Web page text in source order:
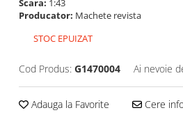
Scara: 1:43
Producator: Machete revista
STOC EPUIZAT
Cod Produs: G1470004 Ai nevoie
Adauga la Favorite Cere